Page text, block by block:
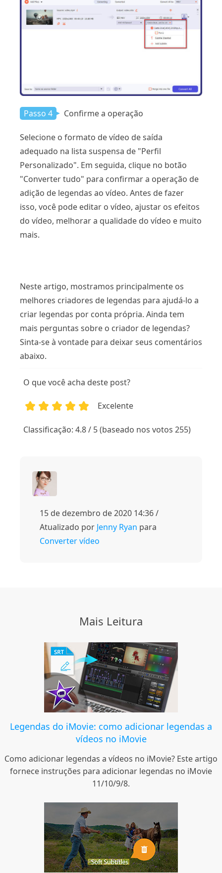
Passo 4 Confirme a operação
Selecione o formato de vídeo de saída
adequado na lista suspensa de "Perfil
Personalizado". Em seguida, clique no botão
"Converter tudo" para confirmar a operação de
adição de legendas ao vídeo. Antes de fazer
isso, você pode editar o vídeo, ajustar os efeitos
do vídeo, melhorar a qualidade do vídeo e muito
mais.
Neste artigo, mostramos principalmente os
melhores criadores de legendas para ajudá-lo a
criar legendas por conta própria. Ainda tem
mais perguntas sobre o criador de legendas?
Sinta-se à vontade para deixar seus comentários
abaixo.
O que você acha deste post?
Excelente
Classificação: 4.8 / 5 (baseado nos votos 255)
15 de dezembro de 2020 14:36 /
Atualizado por Jenny Ryan para
Converter vídeo
Mais Leitura
Legendas do iMovie: como adicionar legendas a
vídeos no iMovie
Como adicionar legendas a vídeos no iMovie? Este artigo
fornece instruções para adicionar legendas no iMovie
11/10/9/8.